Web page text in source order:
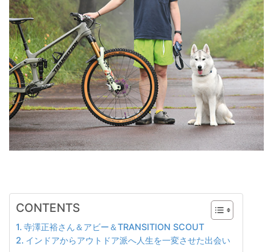
CONTENTS
寺澤正裕さん＆アビー＆TRANSITION SCOUT
インドアからアウトドア派へ人生を一変させた出会い